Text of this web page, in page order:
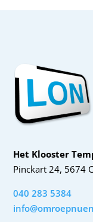
Het Klooster
Pinckart 24, 5674
040 283 5384